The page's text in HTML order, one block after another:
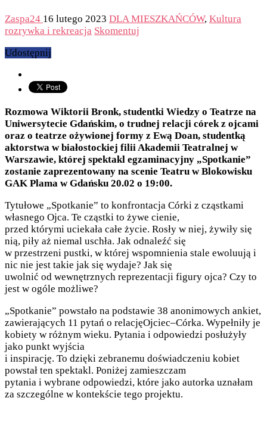
Zaspa24 16 lutego 2023 DLA MIESZKAŃCÓW, Kultura
rozrywka i rekreacja Skomentuj
Udostępnij
Rozmowa Wiktorii Bronk, studentki Wiedzy o Teatrze na
Uniwersytecie Gdańskim, o trudnej relacji córek z ojcami
oraz o teatrze ożywionej formy z Ewą Doan, studentką
aktorstwa w białostockiej filii Akademii Teatralnej w
Warszawie, której spektakl egzaminacyjny „Spotkanie”
zostanie zaprezentowany na scenie Teatru w Blokowisku
GAK Plama w Gdańsku 20.02 o 19:00.
Tytułowe „Spotkanie” to konfrontacja Córki z cząstkami
własnego Ojca. Te cząstki to żywe cienie,
przed którymi uciekała całe życie. Rosły w niej, żywiły się
nią, piły aż niemal uschła. Jak odnaleźć się
w przestrzeni pustki, w której wspomnienia stale ewoluują i
nic nie jest takie jak się wydaje? Jak się
uwolnić od wewnętrznych reprezentacji figury ojca? Czy to
jest w ogóle możliwe?
„Spotkanie” powstało na podstawie 38 anonimowych ankiet,
zawierających 11 pytań o relacjęOjciec–Córka. Wypełniły je
kobiety w różnym wieku. Pytania i odpowiedzi posłużyły
jako punkt wyjścia
i inspirację. To dzięki zebranemu doświadczeniu kobiet
powstał ten spektakl. Poniżej zamieszczam
pytania i wybrane odpowiedzi, które jako autorka uznałam
za szczególne w kontekście tego projektu.